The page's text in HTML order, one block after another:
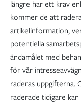
längre har ett krav
kommer de att
artikelinformation,
potentiella
ändamålet med
för vår
raderas uppgifterna.
raderade tidigare